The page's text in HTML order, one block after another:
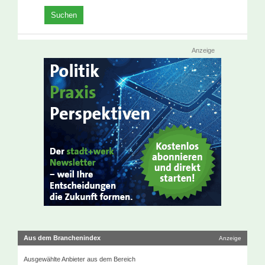
Anzeige
Aus dem Branchenindex Anzeige
Ausgewählte Anbieter aus dem Bereich